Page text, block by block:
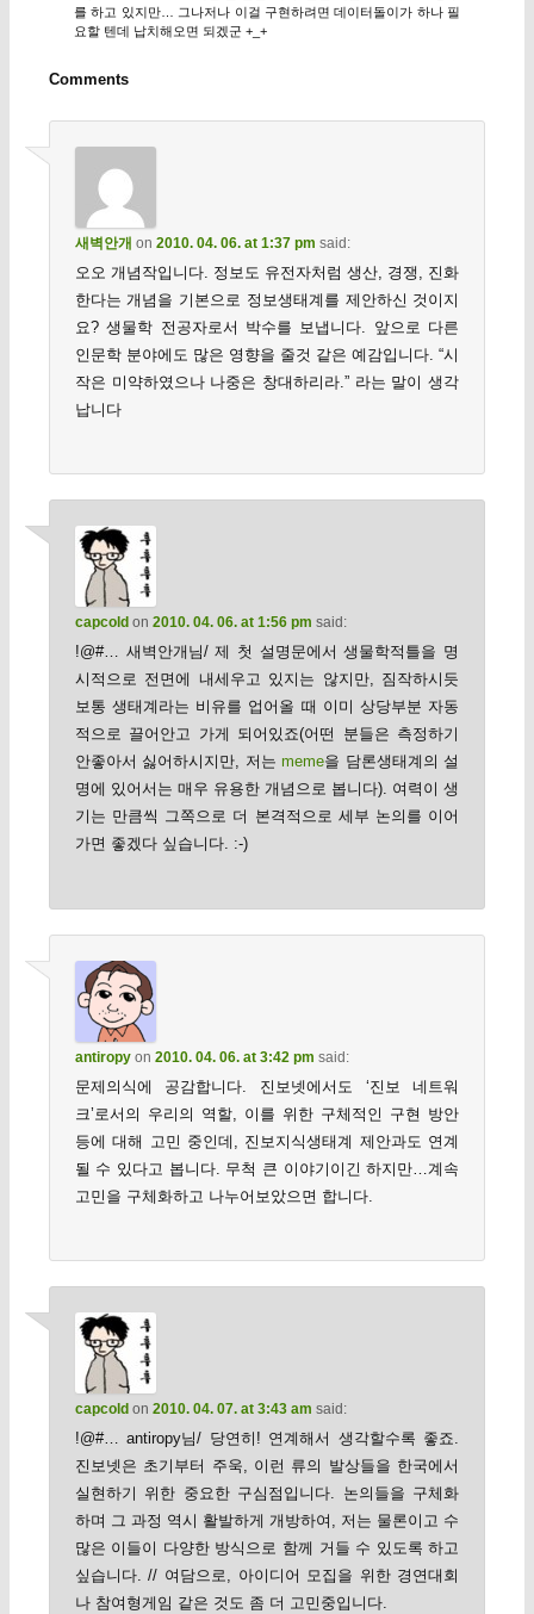
를 하고 있지만… 그나저나 이걸 구현하려면 데이터돌이가 하나 필
요할 텐데 납치해오면 되겠군 +_+
Comments
새벽안개 on 2010. 04. 06. at 1:37 pm said:
오오 개념작입니다. 정보도 유전자처럼 생산, 경쟁, 진화
한다는 개념을 기본으로 정보생태계를 제안하신 것이지
요? 생물학 전공자로서 박수를 보냅니다. 앞으로 다른
인문학 분야에도 많은 영향을 줄것 같은 예감입니다. “시
작은 미약하였으나 나중은 창대하리라.” 라는 말이 생각
납니다
capcold on 2010. 04. 06. at 1:56 pm said:
!@#… 새벽안개님/ 제 첫 설명문에서 생물학적틀을 명
시적으로 전면에 내세우고 있지는 않지만, 짐작하시듯
보통 생태계라는 비유를 업어올 때 이미 상당부분 자동
적으로 끌어안고 가게 되어있죠(어떤 분들은 측정하기
안좋아서 싫어하시지만, 저는meme을 담론생태계의 설
명에 있어서는 매우 유용한 개념으로 봅니다). 여력이 생
기는 만큼씩 그쪽으로 더 본격적으로 세부 논의를 이어
가면 좋겠다 싶습니다. :-)
antiropyon 2010. 04. 06. at 3:42 pm said:
문제의식에 공감합니다. 진보넷에서도 ‘진보 네트워
크’로서의 우리의 역할, 이를 위한 구체적인 구현 방안
등에 대해 고민 중인데, 진보지식생태계 제안과도 연계
될 수 있다고 봅니다. 무척 큰 이야기이긴 하지만…계속
고민을 구체화하고 나누어보았으면 합니다.
capcold on 2010. 04. 07. at 3:43 am said:
!@#… antiropy님/ 당연히! 연계해서 생각할수록 좋죠.
진보넷은 초기부터 주욱, 이런 류의 발상들을 한국에서
실현하기 위한 중요한 구심점입니다. 논의들을 구체화
하며 그 과정 역시 활발하게 개방하여, 저는 물론이고 수
많은 이들이 다양한 방식으로 함께 거들 수 있도록 하고
싶습니다. // 여담으로, 아이디어 모집을 위한 경연대회
나 참여형게임 같은 것도 좀 더 고민중입니다.